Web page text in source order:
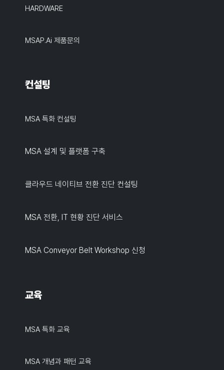
HARDWARE
MSAP.ai 제품문의
컨설팅
MSA 특화 컨설팅
MSA 설계 및 플랫폼 구축
클라우드 네이티브 전환 진단 컨설팅
MSA 전환, IT 현황 진단 서비스
MSA Conveyor Belt Workshop 신청
교육
MSA 특화 교육
MSA 개념과 패턴 교육